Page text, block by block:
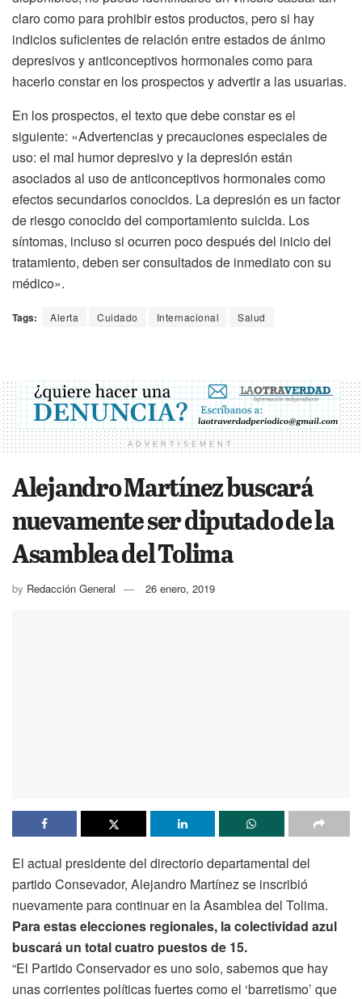
claro como para prohibir estos productos, pero si hay
indicios suficientes de relación entre estados de ánimo
depresivos y anticonceptivos hormonales como para
hacerlo constar en los prospectos y advertir a las usuarias.
En los prospectos, el texto que debe constar es el
siguiente: «Advertencias y precauciones especiales de
uso: el mal humor depresivo y la depresión están
asociados al uso de anticonceptivos hormonales como
efectos secundarios conocidos. La depresión es un factor
de riesgo conocido del comportamiento suicida. Los
síntomas, incluso si ocurren poco después del inicio del
tratamiento, deben ser consultados de inmediato con su
médico».
Tags: Alerta Cuidado Internacional Salud
ADVERTISEMENT
Alejandro Martínez buscará
nuevamente ser diputado de la
Asamblea del Tolima
by Redacción General 26 enero, 2019
El actual presidente del directorio departamental del
partido Consevador, Alejandro Martínez se inscribió
nuevamente para continuar en la Asamblea del Tolima.
Para estas elecciones regionales, la colectividad azul
buscará un total cuatro puestos de 15.
“El Partido Conservador es uno solo, sabemos que hay
unas corrientes políticas fuertes como el ‘barretismo’ que